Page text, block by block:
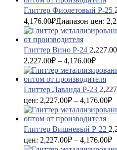
Глиттер Фиолетовый P-25
4,176.00₽Диапазон цен:
Глиттер Вино P-24 2,227.00
2,227.00₽ – 4,176.00₽
Глиттер Лаванда P-23
цен: 2,227.00₽ – 4,176.00₽
Глиттер Вишневый P-22
цен: 2,227.00₽ – 4,176.00₽